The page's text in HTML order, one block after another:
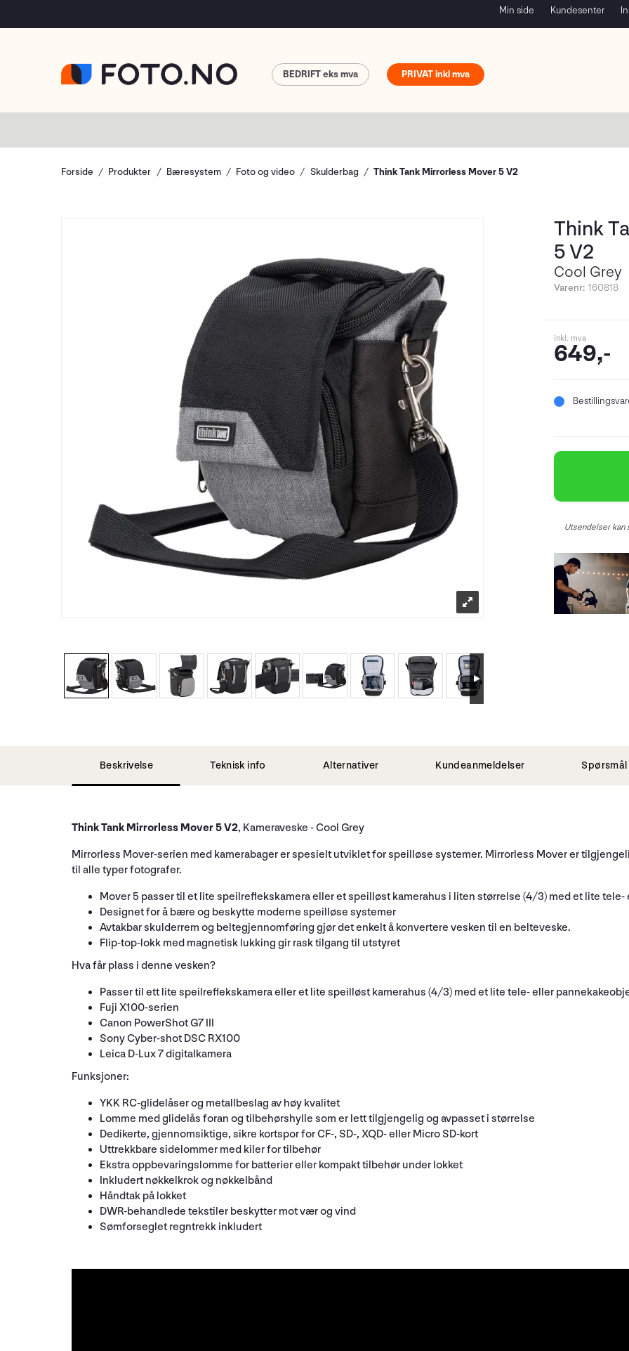
Min side Kundesenter
PRIVAT
BEDRIFT
Forside Produkter Bæresystem Foto og video Skulderbag Think Tank Mirrorless Mover 5 V2
Think
5 V2
Cool Grey
Varenr: 160818
inkl. mva
649,-
Utsendelser kan
Beskrivelse Teknisk info Alternativer Kundeanmeldelser
Think Tank Mirrorless Mover 5 V2, Kameraveske - Cool Grey
Mirrorless Mover-serien med kamerabager er spesielt utviklet for speilløse systemer. Mirrorless Mover er
til alle typer fotografer.
Mover 5 passer til et lite speilreflekskamera eller et speilløst kamerahus i liten størrelse (4/3) med et lite
Designet for å bære og beskytte moderne speilløse systemer
Avtakbar skulderrem og beltegjennomføring gjør det enkelt å konvertere vesken til en belteveske.
Flip-top-lokk med magnetisk lukking gir rask tilgang til utstyret
Hva får plass i denne vesken?
Passer til ett lite speilreflekskamera eller et lite speilløst kamerahus (4/3) med et lite tele- eller
Fuji X100-serien
Canon PowerShot G7 III
Sony Cyber-shot DSC RX100
Leica D-Lux 7 digitalkamera
Funksjoner:
YKK RC-glidelåser og metallbeslag av høy kvalitet
Lomme med glidelås foran og tilbehørshylle som er lett tilgjengelig og avpasset i størrelse
Dedikerte, gjennomsiktige, sikre kortspor for CF-, SD-, XQD- eller Micro SD-kort
Uttrekkbare sidelommer med kiler for tilbehør
Ekstra oppbevaringslomme for batterier eller kompakt tilbehør under lokket
Inkludert nøkkelkrok og nøkkelbånd
Håndtak på lokket
DWR-behandlede tekstiler beskytter mot vær og vind
Sømforseglet regntrekk inkludert